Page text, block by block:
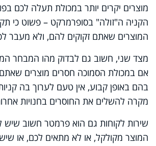
מוצרים יקרים יותר במכולת תעלה לכם
הקניה ה"זולה" בסופרמרקט – פשוט כי
המוצרים שאתם זקוקים להם, ולא מעבר
מצד שני, חשוב גם לבדוק מהו המבחר
אם במכולת הסמוכה חסרים מוצרים
בהם באופן קבוע, אין טעם לערוך בה
מקרה להשלים את החוסרים בחנויות
שירות לקוחות גם הוא פרמטר חשוב
המוצר מקולקל, או לא מתאים לכם, או